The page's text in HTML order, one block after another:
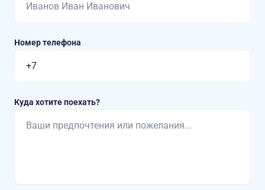
Номер телефона
Куда хотите поехать?